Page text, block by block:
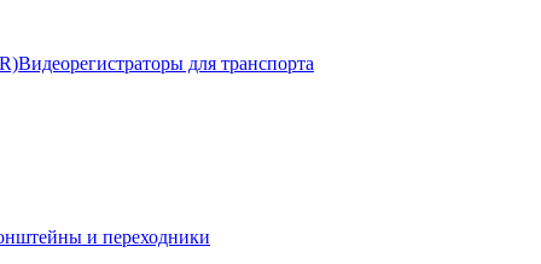
Видеорегистраторы для транспорта
и переходники